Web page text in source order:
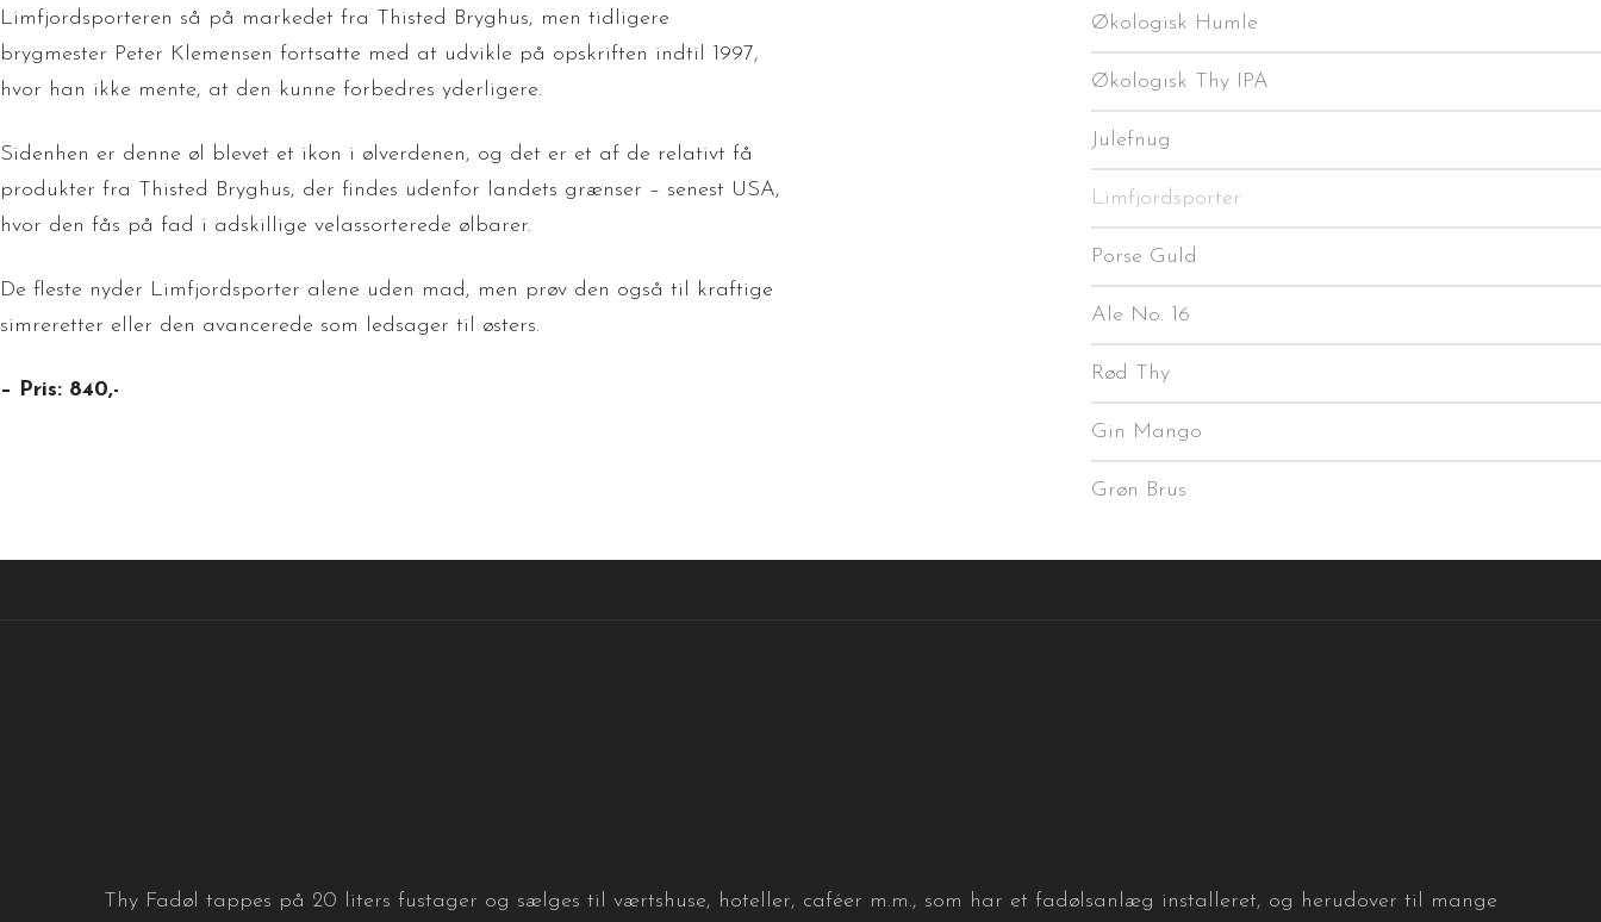
Limfjordsporteren så på markedet fra Thisted Bryghus, men tidligere
brygmester Peter Klemensen fortsatte med at udvikle på opskriften indtil 1997,
hvor han ikke mente, at den kunne forbedres yderligere.
Sidenhen er denne øl blevet et ikon i ølverdenen, og det er et af de relativt få
produkter fra Thisted Bryghus, der findes udenfor landets grænser – senest USA,
hvor den fås på fad i adskillige velassorterede ølbarer.
De fleste nyder Limfjordsporter alene uden mad, men prøv den også til kraftige
simreretter eller den avancerede som ledsager til østers.
– Pris: 840,-
Økologisk Humle
Økologisk Thy IPA
Julefnug
Limfjordsporter
Porse Guld
Ale No. 16
Rød Thy
Gin Mango
Grøn Brus
Thy Fadøl tappes på 20 liters fustager og sælges til værtshuse, hoteller, caféer m.m., som har et fadølsanlæg installeret, og herudover til mange